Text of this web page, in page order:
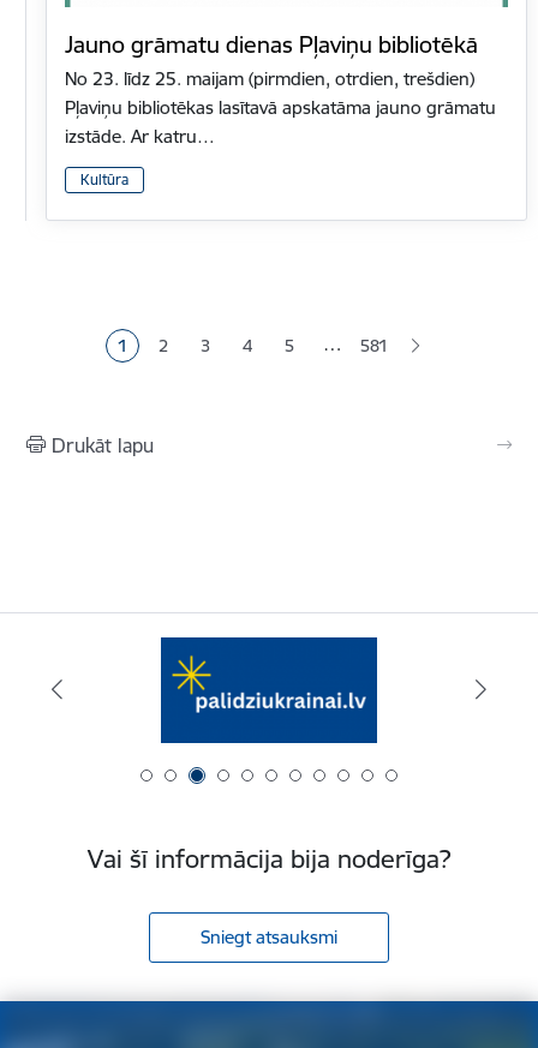
Jauno grāmatu dienas Pļaviņu bibliotēkā
No 23. līdz 25. maijam (pirmdien, otrdien, trešdien)
Pļaviņu bibliotēkas lasītavā apskatāma jauno grāmatu
izstāde. Ar katru…
Kultūra
Pašreizējā lapa
1 Lapa
2 Lapa
3 Lapa
4 Lapa
5 … 581
Drukāt lapu
Vai šī informācija bija noderīga?
Sniegt atsauksmi